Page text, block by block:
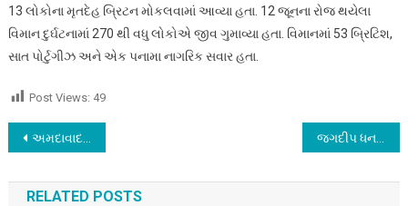
13 લોકોના મૃતદેહ બ્રિટન મોકલવામાં આવ્યા હતા. 12 જૂનના રોજ થયેલા
વિમાન દુર્ઘટનામાં 270 થી વધુ લોકોએ જીવ ગુમાવ્યા હતા. વિમાનમાં 53 બ્રિટિશ,
સાત પોર્ટુગીઝ અને એક પનામા નાગરિક સવાર હતા.
Post Views: 49
Post
navigation
અમદાવાદ વિમાન દુર્ઘટનામાં જીવ ગુમાવનારા બ્રિટિશ પરિવારોને મળ્યા ખોટા મૃતદેહો !
RELATED POSTS